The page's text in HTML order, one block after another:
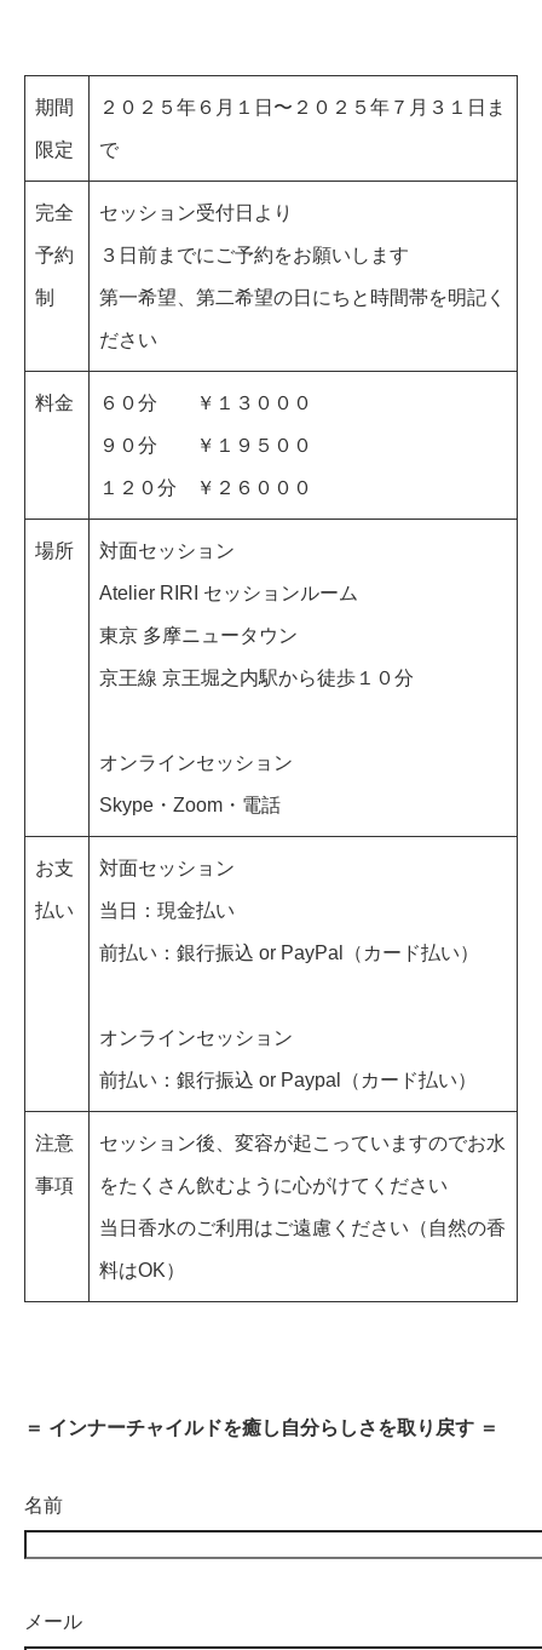
期間
限定
２０２５年６月１日〜２０２５年７月３１日ま
で
完全
予約
制
セッション受付日より
３日前までにご予約をお願いします
第一希望、第二希望の日にちと時間帯を明記く
ださい
料金 ６０分 ￥１３０００
９０分 ￥１９５００
１２０分 ￥２６０００
場所 対面セッション
Atelier RIRI セッションルーム
東京 多摩ニュータウン
京王線 京王堀之内駅から徒歩１０分
オンラインセッション
Skype・Zoom・電話
お支
払い
対面セッション
当日：現金払い
前払い：銀行振込 or PayPal（カード払い）
オンラインセッション
前払い：銀行振込 or Paypal（カード払い）
注意
事項
セッション後、変容が起こっていますのでお水
をたくさん飲むように心がけてください
当日香水のご利用はご遠慮ください（自然の香
料はOK）
＝ インナーチャイルドを癒し自分らしさを取り戻す ＝
名前
メール